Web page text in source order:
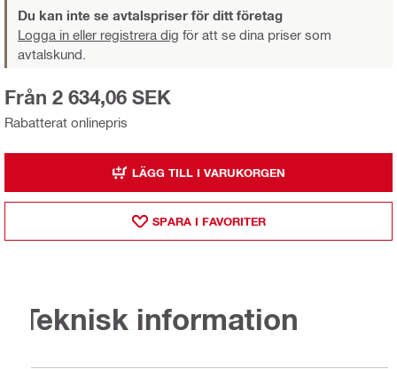
Du kan inte se avtalspriser för ditt företag
Logga in eller registrera dig för att se dina priser som
avtalskund.
Rabatterat onlinepris
Från 2 634,06 SEK
LÄGG TILL I VARUKORGEN
SPARA I FAVORITER
Teknisk information